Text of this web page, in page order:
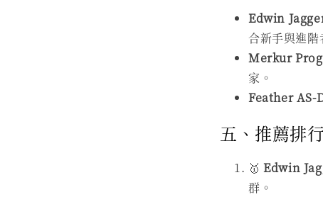
Edwin
合新手與進階
Merkur
家。
Feather AS-
五、推薦排
🥇Edwin
群。